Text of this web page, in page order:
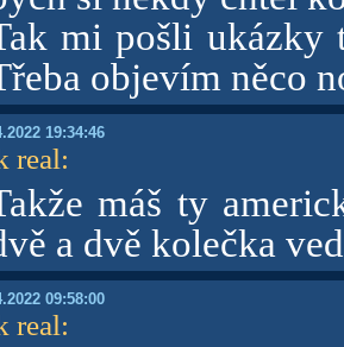
mi pošli ukázky
objevím něco
19:34:46
real:
máš ty
a dvě kolečka
09:58:00
real: